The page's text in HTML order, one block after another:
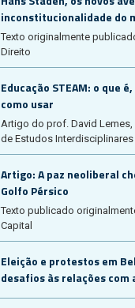
inconstitucionalidade do
Texto originalmente
Direito
Educação STEAM: o que
como usar
Artigo do prof. David
de Estudos Interdisciplinares
Artigo: A paz neoliberal
Golfo Pérsico
Texto publicado
Capital
Eleição e protestos em
desafios às relações com